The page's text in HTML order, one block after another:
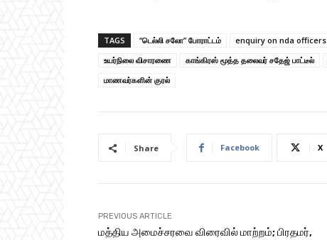
TAGS “டெல்லி சலோ” போ​ராட்​டம் enquiry on nda officers
உயர்​நிலை விசா​ரணை
காங்​கிரஸ் மூத்த தலை​வர் சதேஜ் பாட்​டீல்
மாணவர்​களின் குரல்
Share Facebook X
PREVIOUS ARTICLE
மத்​திய அமைச்​சரவை விரை​வில் மாற்​றம்; பிரதமர்,